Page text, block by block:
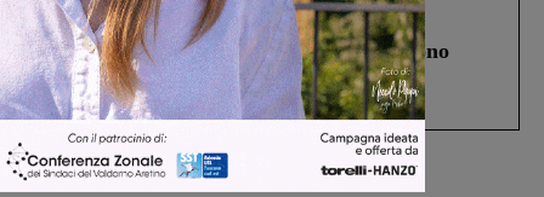
Cronaca 4 Agosto 2026
Un anno fa la strage in A1 in cui morirono
Gianni, Giulia e Franco. Lo schianto, il
processo, lo stop ai sorpassi fra tir....